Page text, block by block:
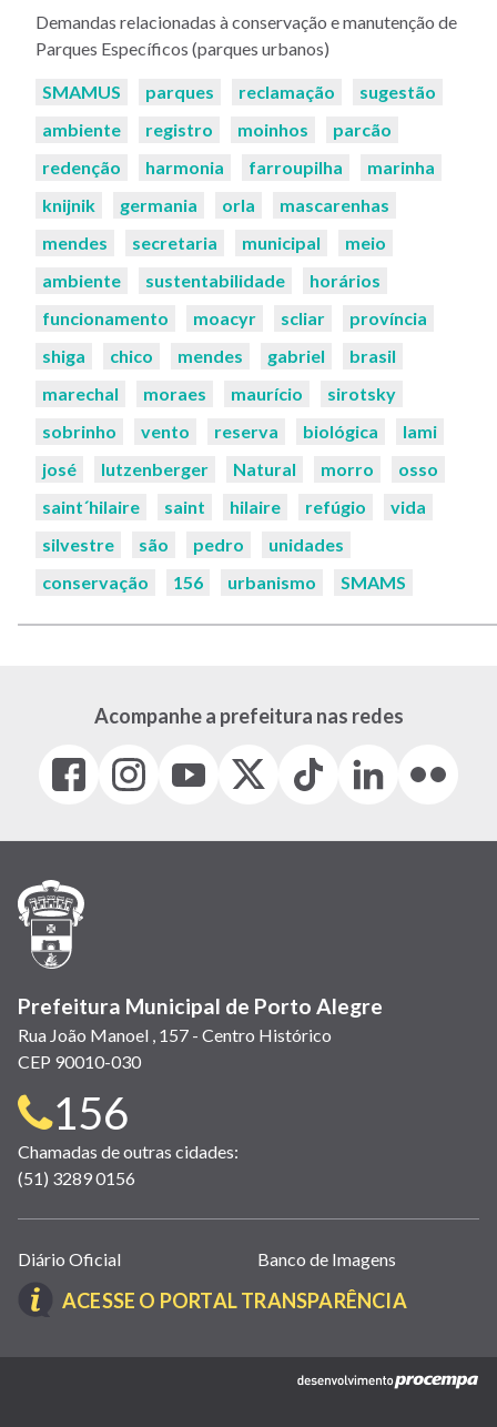
Demandas relacionadas à conservação e manutenção de
Parques Específicos (parques urbanos)
Palavras-
SMAMUS parques reclamação
sugestão
ambiente
registro moinhos
parcão
redenção
harmonia farroupilha
marinha
knijnik
germania orla
mascarenhas
mendes
secretaria municipal
meio
ambiente
sustentabilidade
horários
funcionamento
moacyr scliar
província
shiga
chico mendes gabriel
brasil
marechal
moraes maurício
sirotsky
sobrinho
vento reserva biológica
lami
josé
lutzenberger Natural morro
osso
saint´hilaire
saint hilaire refúgio
vida
silvestre
são pedro
unidades
conservação
156 urbanismo SMAMS
Acompanhe a prefeitura nas redes
Facebook
(link
em
janela)
Instagram
(link
em
(link
em
(Antigo
(link
Tiktok
(link
em
LinkedIn
(link
em
(link
em
Prefeitura Municipal de Porto Alegre
Rua João Manoel , 157 - Centro Histórico
CEP 90010-030
Telefone
para
contato:
156
Chamadas de outras cidades:
(51) 3289 0156
Links
úteis
(abrem
nova
Diário Oficial Banco de Imagens
ACESSE O PORTAL TRANSPARÊNCIA(LINK
EM
NOVA